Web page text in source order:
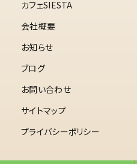
カフェSIESTA
会社概要
お知らせ
ブログ
お問い合わせ
サイトマップ
プライバシーポリシー